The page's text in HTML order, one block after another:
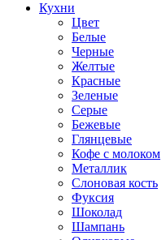
Кухни
Цвет
Белые
Черные
Желтые
Красные
Зеленые
Серые
Бежевые
Глянцевые
Кофе с молоком
Металлик
Слоновая кость
Фуксия
Шоколад
Шампань